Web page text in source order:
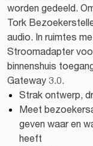
worden gedeeld.
Tork
audio. In ruimtes
Stroomadapter
binnenshuis
Gateway 3.0.
Strak ontwerp,
Meet
geven waar en
heeft